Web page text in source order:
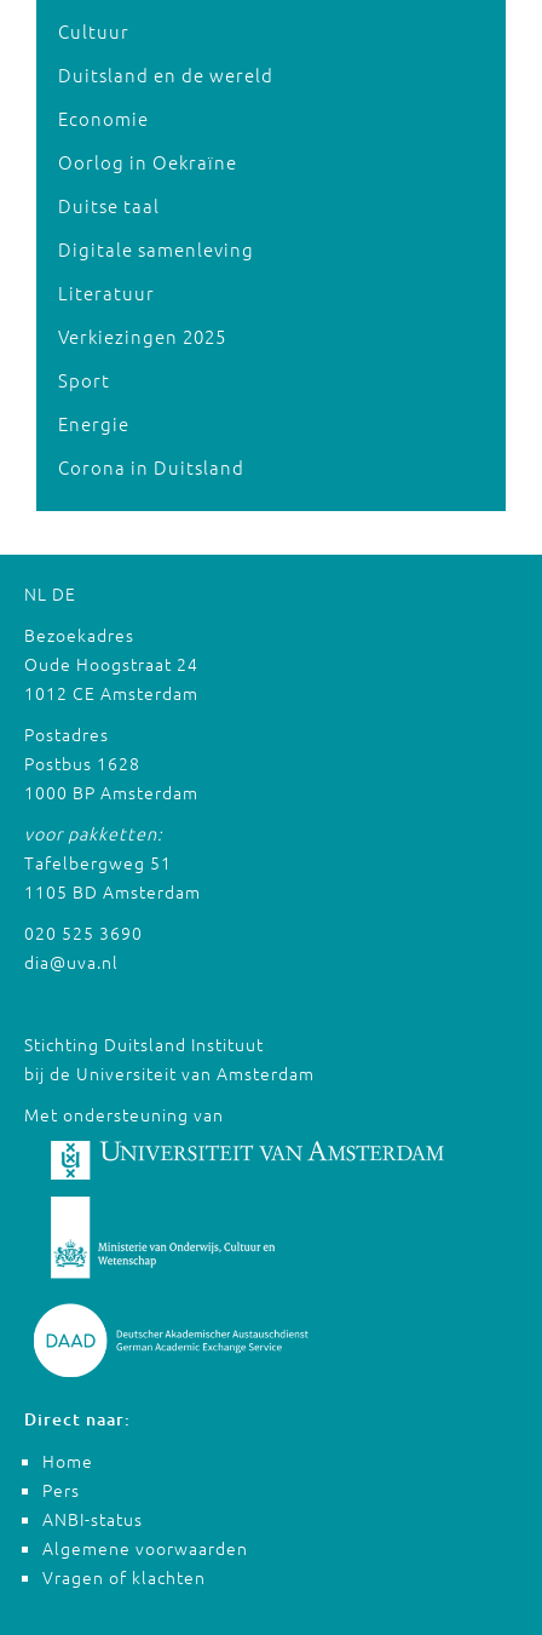
Cultuur
Duitsland en de wereld
Economie
Oorlog in Oekraïne
Duitse taal
Digitale samenleving
Literatuur
Verkiezingen 2025
Sport
Energie
Corona in Duitsland
NL DE
Bezoekadres
Oude Hoogstraat 24
1012 CE Amsterdam
Postadres
Postbus 1628
1000 BP Amsterdam
voor pakketten:
Tafelbergweg 51
1105 BD Amsterdam
020 525 3690
dia@uva.nl
Stichting Duitsland Instituut
bij de Universiteit van Amsterdam
Met ondersteuning van
Direct naar:
Home
Pers
ANBI-status
Algemene voorwaarden
Vragen of klachten